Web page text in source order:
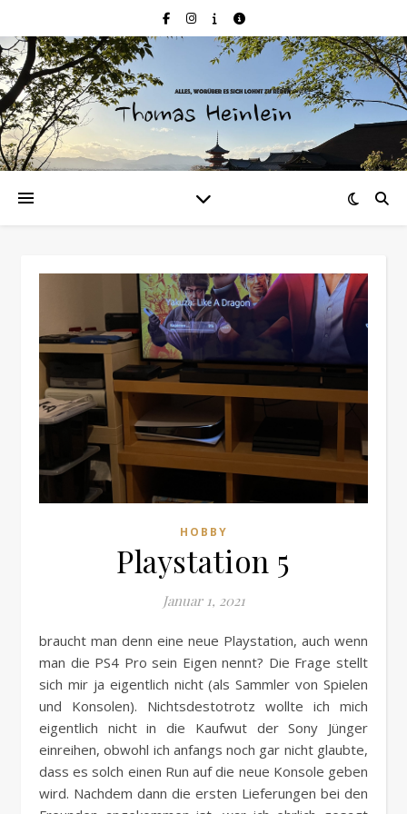
HOBBY
Playstation 5
Januar 1, 2021
braucht man denn eine neue Playstation, auch wenn
man die PS4 Pro sein Eigen nennt? Die Frage stellt
sich mir ja eigentlich nicht (als Sammler von Spielen
und Konsolen). Nichtsdestotrotz wollte ich mich
eigentlich nicht in die Kaufwut der Sony Jünger
einreihen, obwohl ich anfangs noch gar nicht glaubte,
dass es solch einen Run auf die neue Konsole geben
wird. Nachdem dann die ersten Lieferungen bei den